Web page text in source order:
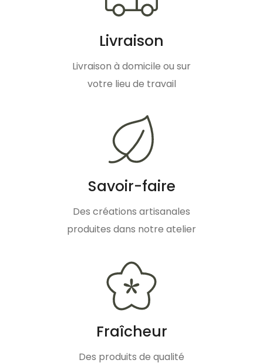
Livraison
Livraison à domicile ou sur
votre lieu de travail
Savoir-faire
Des créations artisanales
produites dans notre atelier
Fraîcheur
Des produits de qualité